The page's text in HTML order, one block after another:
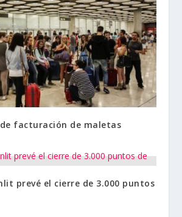
facturación de maletas
prevé el cierre de 3.000 puntos